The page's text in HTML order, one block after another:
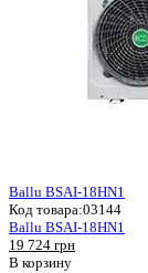
Ballu BSAI-18HN1
Код товара:03144
Ballu BSAI-18HN1
19 724 грн
В корзину